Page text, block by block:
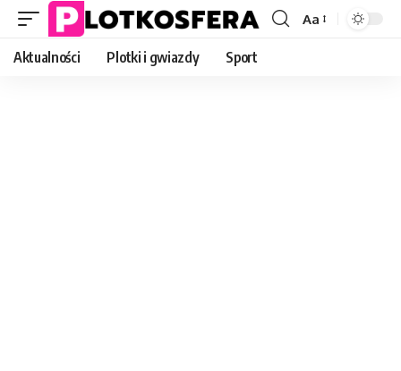
Font
Aa
Aktualności Plotki i gwiazdy Sport